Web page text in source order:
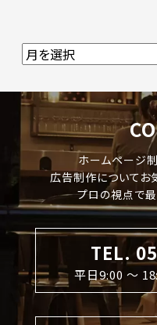
ホームページ
広告制作についてお
プロの視点で
TEL.
平日9:00 〜